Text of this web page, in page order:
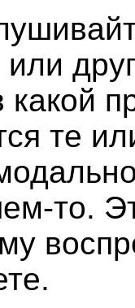
какой
те
то.